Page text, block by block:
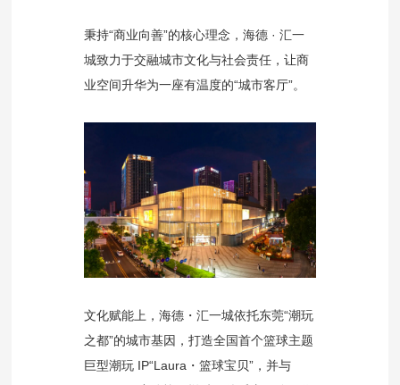
秉持“商业向善”的核心理念，海德 · 汇一
城致力于交融城市文化与社会责任，让商
业空间升华为一座有温度的“城市客厅”。
文化赋能上，海德・汇一城依托东莞“潮玩
之都”的城市基因，打造全国首个篮球主题
巨型潮玩 IP“Laura・篮球宝贝”，并与